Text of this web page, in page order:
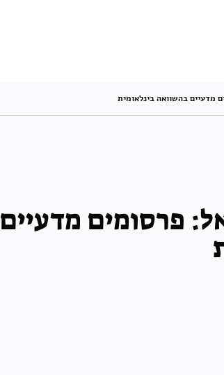
מדעיים בהשוואה בינלאומית
פרסומים מדעיים